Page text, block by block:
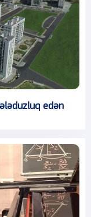
edən